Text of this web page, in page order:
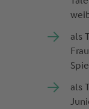
als
als